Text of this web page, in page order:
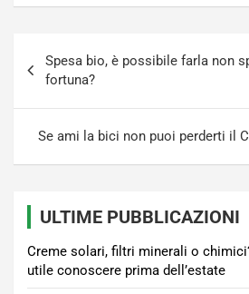
articoli
Spesa bio, è possibile farla non
fortuna?
Se ami la bici non puoi perderti il
ULTIME PUBBLICAZIONI
Creme solari, filtri minerali o
utile conoscere prima dell’estate